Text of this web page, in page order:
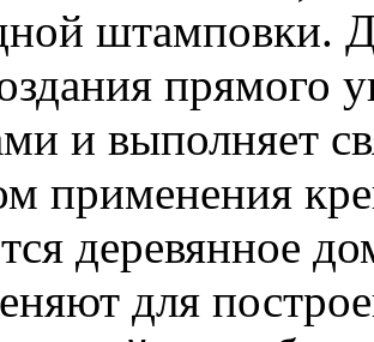
штамповки.
прямого
и выполняет
применения
деревянное
для